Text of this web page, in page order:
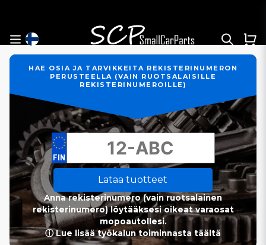
HAE OSIA JA TARVIKKEITA REKISTERINUMERON
PERUSTEELLA (VAIN RUOTSALAISILLE
REKISTERINUMEROILLE)
Lataa tuotteet
Anna rekisterinumero (vain ruotsalainen
rekisterinumero) löytääksesi oikeat varaosat
mopoautollesi.
ⓘ Lue lisää työkalun toiminnasta täältä